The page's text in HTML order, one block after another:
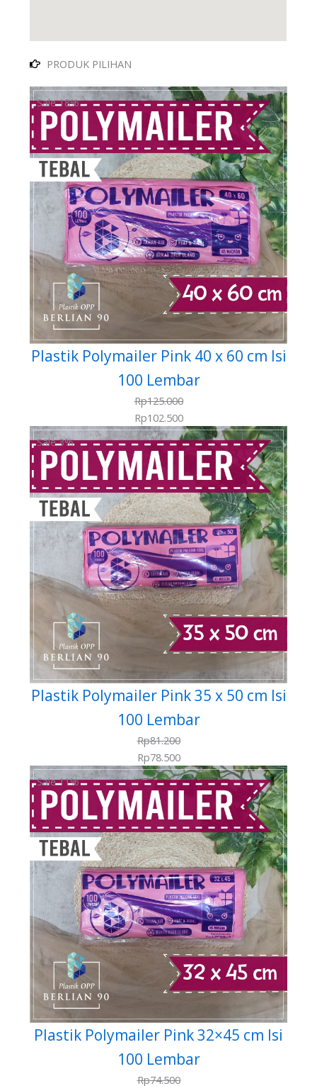
PRODUK PILIHAN
Sale 18%
Plastik Polymailer Pink 40 x 60 cm Isi
100 Lembar
Rp125.000
Rp102.500
Sale 3%
Plastik Polymailer Pink 35 x 50 cm Isi
100 Lembar
Rp81.200
Rp78.500
Sale 11%
Plastik Polymailer Pink 32×45 cm Isi
100 Lembar
Rp74.500